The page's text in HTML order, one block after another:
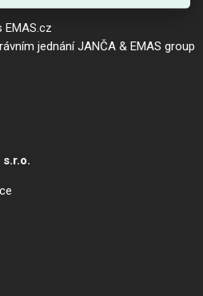
jednání JANČA & EMAS group